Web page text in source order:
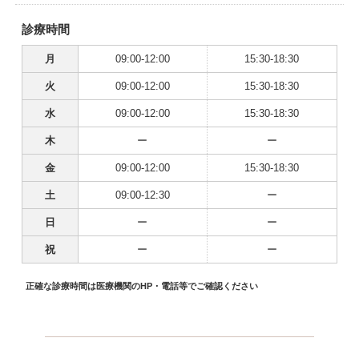
診療時間
月 09:00-12:00 15:30-18:30
火 09:00-12:00 15:30-18:30
水 09:00-12:00 15:30-18:30
木 ー ー
金 09:00-12:00 15:30-18:30
土 09:00-12:30 ー
日 ー ー
祝 ー ー
正確な診療時間は医療機関のHP・電話等でご確認ください